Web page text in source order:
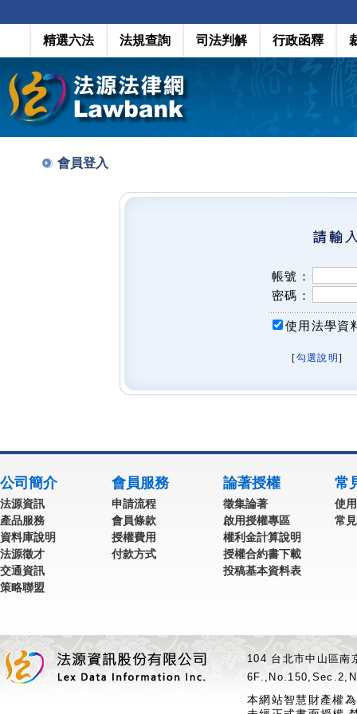
精選六法 法規查詢 司法判解 行政函釋
會員登入
帳號：
密碼：
使用法學資
[勾選說明 ]
公司簡介
法源資訊
產品服務
資料庫說明
法源徵才
交通資訊
策略聯盟
會員服務
申請流程
會員條款
授權費用
付款方式
論著授權
徵集論著
啟用授權專區
權利金計算說明
授權合約書下載
投稿基本資料表
常
使
常
104 台北市中山區
本網站智慧財產權